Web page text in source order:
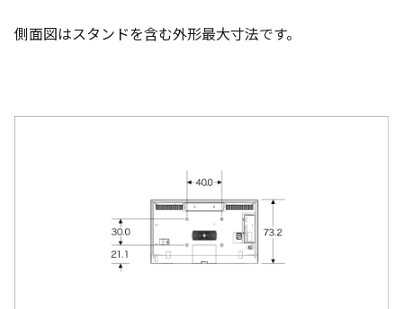
側面図はスタンドを含む外形最大寸法です。